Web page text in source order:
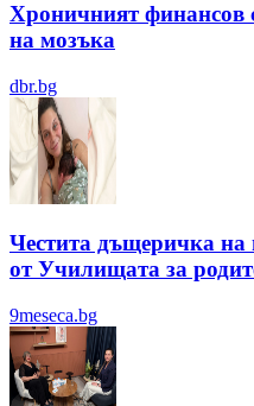
Хроничният финансов
на мозъка
dbr.bg
Честита дъщеричка на
от Училищата за
9meseca.bg